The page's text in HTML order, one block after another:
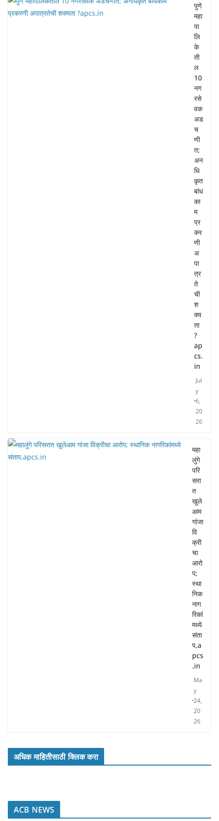
पुणे
महा
पा
लि
के
ती
ल
10
नग
रसे
वक
अड
च
णी
त;
अन
धि
कृत
बांध
का
म
प्र
कर
णी
अ
पा
त्र
ते
ची
श
क्य
ता
?
ap
cs.
in
Jul
y
6,
20
26
महा
लुंगे
परि
सरा
त
खुले
आम
गांजा
वि
क्री
चा
आरो
प;
स्था
निक
नाग
रिकां
मध्ये
संता
प,a
pcs
.in
Ma
y
24,
20
26
अधिक माहितीसाठी क्लिक करा
ACB NEWS